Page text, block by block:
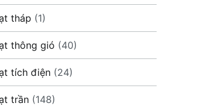
tháp (1)
thông gió (40)
tích điện (24)
trần (148)